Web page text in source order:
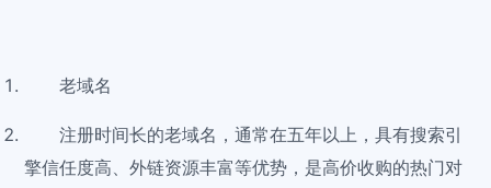
老域名
注册时间长的老域名，通常在五年以上，具有搜索引
擎信任度高、外链资源丰富等优势，是高价收购的热门对